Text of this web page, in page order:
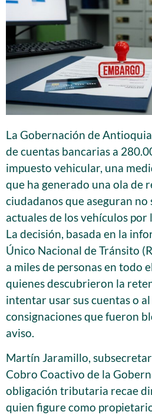
La Gobernación de
de cuentas bancarias a
impuesto vehicular, una
que ha generado una ola de
ciudadanos que aseguran
actuales de los vehículos por
La decisión, basada en la
Único Nacional de Tránsito
a miles de personas en todo
quienes descubrieron la
intentar usar sus cuentas o
consignaciones que fueron
aviso.
Martín Jaramillo,
Cobro Coactivo de la
obligación tributaria recae
quien figure como